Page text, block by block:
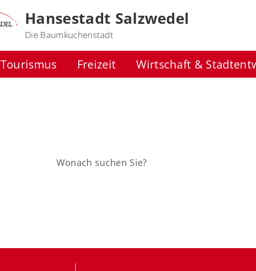
Hansestadt Salzwedel
Die Baumkuchenstadt
Tourismus Freizeit Wirtschaft &